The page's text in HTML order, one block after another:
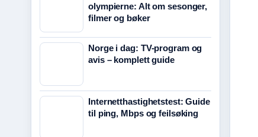
olympierne: Alt om sesonger,
filmer og bøker
Norge i dag: TV-program og
avis – komplett guide
Internetthastighetstest: Guide
til ping, Mbps og feilsøking